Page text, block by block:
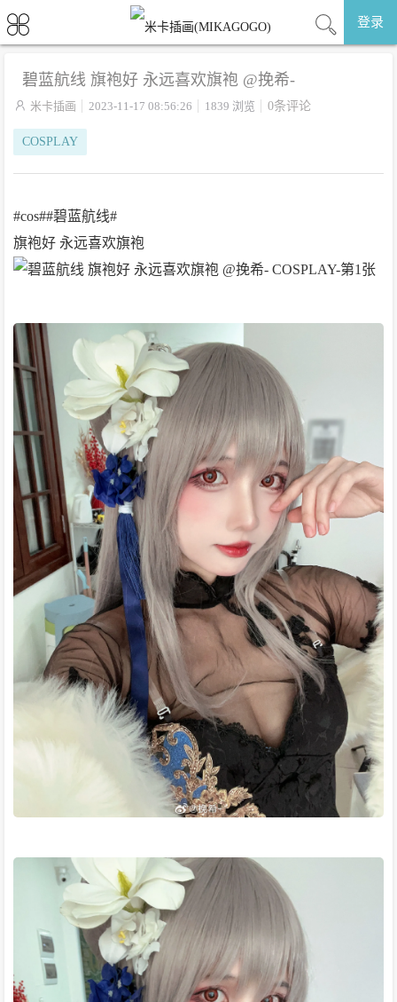
登录
碧蓝航线 旗袍好 永远喜欢旗袍 ​​​@挽希-
 米卡插画 2023-11-17 08:56:26 1839 浏览 0条评论
COSPLAY
#cos##碧蓝航线#
旗袍好 永远喜欢旗袍 ​​​